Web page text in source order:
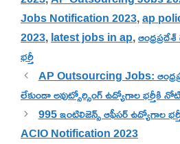
Jobs Notification 2023,ap
2023,latest jobs in ap,
భర్తీ
AP Outsourcing Jobs:
లేకుండా అవుట్సోర్సింగ్ ఉద్యోగాల భర్తీకి
995 ఇంటిలిజెన్స్ ఆఫీసర్ ఉద్యోగాల
ACIO Notification 2023